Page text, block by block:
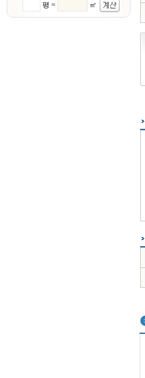
평 = ㎡